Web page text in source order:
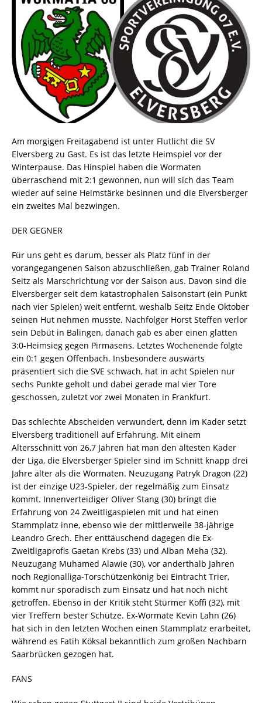
Am morgigen Freitagabend ist unter Flutlicht die SV
Elversberg zu Gast. Es ist das letzte Heimspiel vor der
Winterpause. Das Hinspiel haben die Wormaten
überraschend mit 2:1 gewonnen, nun will sich das Team
wieder auf seine Heimstärke besinnen und die Elversberger
ein zweites Mal bezwingen.
DER GEGNER
Für uns geht es darum, besser als Platz fünf in der
vorangegangenen Saison abzuschließen, gab Trainer Roland
Seitz als Marschrichtung vor der Saison aus. Davon sind die
Elversberger seit dem katastrophalen Saisonstart (ein Punkt
nach vier Spielen) weit entfernt, weshalb Seitz Ende Oktober
seinen Hut nehmen musste. Nachfolger Horst Steffen verlor
sein Debüt in Balingen, danach gab es aber einen glatten
3:0-Heimsieg gegen Pirmasens. Letztes Wochenende folgte
ein 0:1 gegen Offenbach. Insbesondere auswärts
präsentiert sich die SVE schwach, hat in acht Spielen nur
sechs Punkte geholt und dabei gerade mal vier Tore
geschossen, zuletzt vor zwei Monaten in Frankfurt.
Das schlechte Abscheiden verwundert, denn im Kader setzt
Elversberg traditionell auf Erfahrung. Mit einem
Altersschnitt von 26,7 Jahren hat man den ältesten Kader
der Liga, die Elversberger Spieler sind im Schnitt knapp drei
Jahre älter als die Wormaten. Neuzugang Patryk Dragon (22)
ist der einzige U23-Spieler, der regelmäßig zum Einsatz
kommt. Innenverteidiger Oliver Stang (30) bringt die
Erfahrung von 24 Zweitligaspielen mit und hat einen
Stammplatz inne, ebenso wie der mittlerweile 38-jährige
Leandro Grech. Eher enttäuschend dagegen die Ex-
Zweitligaprofis Gaetan Krebs (33) und Alban Meha (32).
Neuzugang Muhamed Alawie (30), vor anderthalb Jahren
noch Regionalliga-Torschützenkönig bei Eintracht Trier,
kommt nur sporadisch zum Einsatz und hat noch nicht
getroffen. Ebenso in der Kritik steht Stürmer Koffi (32), mit
vier Treffern bester Schütze. Ex-Wormate Kevin Lahn (26)
hat sich in den letzten Wochen einen Stammplatz erarbeitet,
während es Fatih Köksal bekanntlich zum großen Nachbarn
Saarbrücken gezogen hat.
FANS